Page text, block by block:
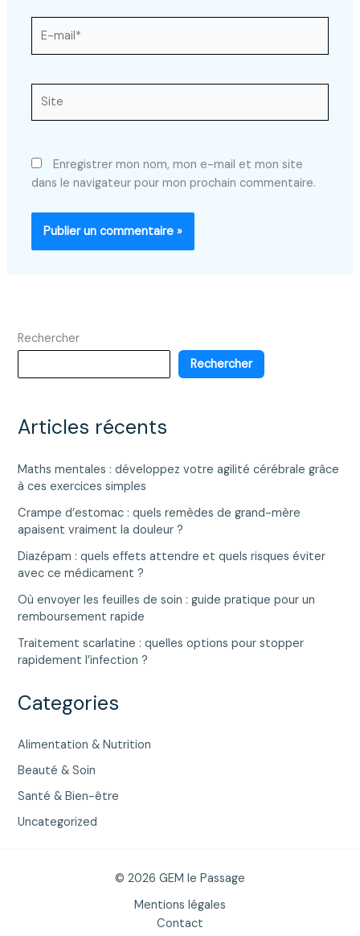
mail*
Enregistrer mon nom, mon e-mail et mon site
dans le navigateur pour mon prochain commentaire.
Rechercher
Rechercher
Articles récents
Maths mentales : développez votre agilité cérébrale grâce
à ces exercices simples
Crampe d’estomac : quels remèdes de grand-mère
apaisent vraiment la douleur ?
Diazépam : quels effets attendre et quels risques éviter
avec ce médicament ?
Où envoyer les feuilles de soin : guide pratique pour un
remboursement rapide
Traitement scarlatine : quelles options pour stopper
rapidement l’infection ?
Categories
Alimentation & Nutrition
Beauté & Soin
Santé & Bien-être
Uncategorized
© 2026 GEM le Passage
Mentions légales
Contact